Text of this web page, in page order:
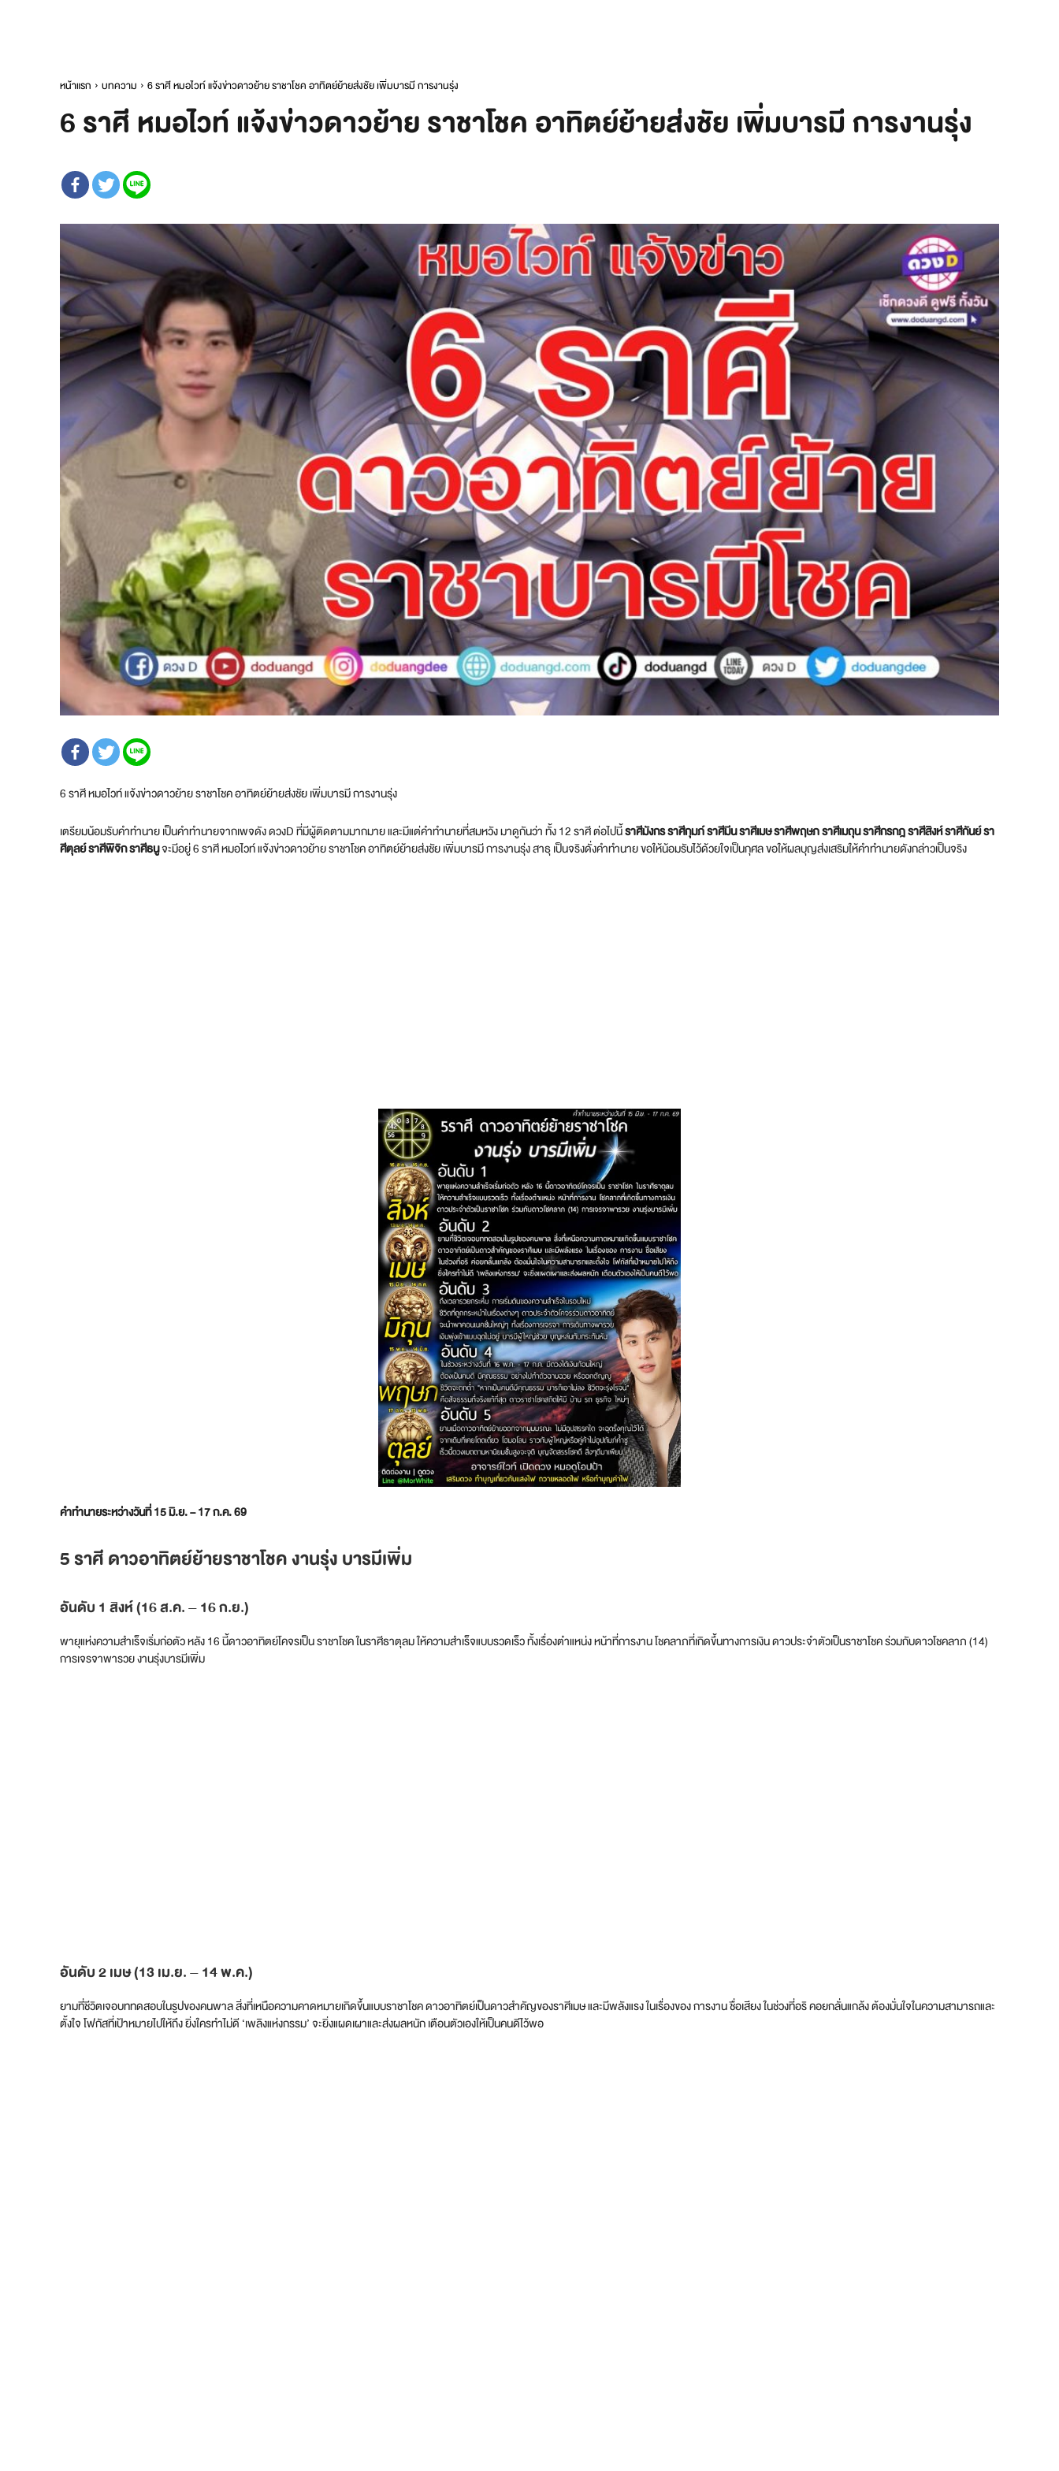
หน้าแรก บทความ 6 ราศี หมอไวท์ แจ้งข่าวดาวย้าย ราชาโชค อาทิตย์ย้ายส่งชัย เพิ่มบารมี การงานรุ่ง
6 ราศี หมอไวท์ แจ้งข่าวดาวย้าย ราชาโชค อาทิตย์ย้ายส่งชัย เพิ่มบารมี การงานรุ่ง
6 ราศี หมอไวท์ แจ้งข่าวดาวย้าย ราชาโชค อาทิตย์ย้ายส่งชัย เพิ่มบารมี การงานรุ่ง
เตรียมน้อมรับคำทำนาย เป็นคำทำนายจากเพจดัง ดวงD ที่มีผู้ติดตามมากมาย และมีแต่คำทำนายที่สมหวัง มาดูกันว่า ทั้ง 12 ราศี ต่อไปนี้ราศีมังกร ราศีกุมภ์ ราศีมีน ราศีเมษ ราศีพฤษภ ราศีเมถุน ราศีกรกฎ ราศีสิงห์ ราศีกันย์ รา
ศีตุลย์ ราศีพิจิก ราศีธนูจะมีอยู่ 6 ราศี หมอไวท์ แจ้งข่าวดาวย้าย ราชาโชค อาทิตย์ย้ายส่งชัย เพิ่มบารมี การงานรุ่ง สาธุ เป็นจริงดั่งคำทำนาย ขอให้น้อมรับไว้ด้วยใจเป็นกุศล ขอให้ผลบุญส่งเสริมให้คำทำนายดังกล่าวเป็นจริง
คำทำนายระหว่างวันที่ 15 มิ.ย. – 17 ก.ค. 69
5 ราศี ดาวอาทิตย์ย้ายราชาโชค งานรุ่ง บารมีเพิ่ม
อันดับ 1 สิงห์ (16 ส.ค. – 16 ก.ย.)
พายุแห่งความสำเร็จเริ่มก่อตัว หลัง 16 นี้ดาวอาทิตย์โคจรเป็น ราชาโชค ในราศีธาตุลม ให้ความสำเร็จแบบรวดเร็ว ทั้งเรื่องตำแหน่ง หน้าที่การงาน โชคลาภที่เกิดขึ้นทางการเงิน ดาวประจำตัวเป็นราชาโชค ร่วมกับดาวโชคลาภ (14)
การเจรจาพารวย งานรุ่งบารมีเพิ่ม
อันดับ 2 เมษ (13 เม.ย. – 14 พ.ค.)
ยามที่ชีวิตเจอบททดสอบในรูปของคนพาล สิ่งที่เหนือความคาดหมายเกิดขึ้นแบบราชาโชค ดาวอาทิตย์เป็นดาวสำคัญของราศีเมษ และมีพลังแรง ในเรื่องของ การงาน ชื่อเสียง ในช่วงที่อริ คอยกลั่นแกล้ง ต้องมั่นใจในความสามารถและ
ตั้งใจ โฟกัสที่เป้าหมายไปให้ถึง ยิ่งใครทำไม่ดี ‘เพลิงแห่งกรรม’ จะยิ่งแผดเผาและส่งผลหนัก เตือนตัวเองให้เป็นคนดีไว้พอ